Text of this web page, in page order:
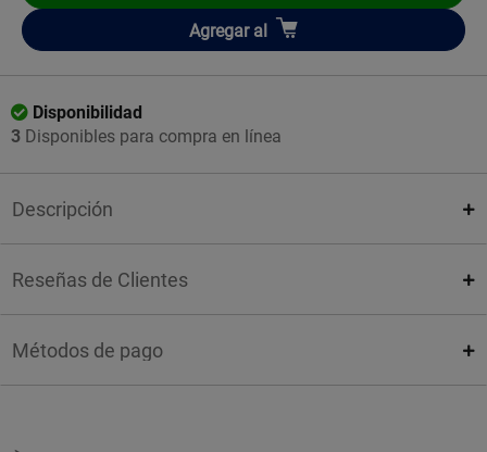
Añadir
Agregar al
Disponibilidad
3 Disponibles para compra en línea
Descripción
Reseñas de Clientes
Métodos de pago